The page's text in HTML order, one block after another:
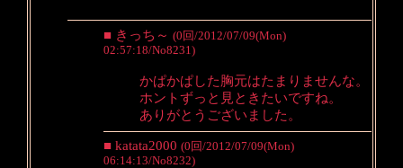
■ きっち～ (0回/2012/07/09(Mon)
02:57:18/No8231)
かぱかぱした胸元はたまりませんな。
ホントずっと見ときたいですね。
ありがとうございました。
■ katata2000 (0回/2012/07/09(Mon)
06:14:13/No8232)